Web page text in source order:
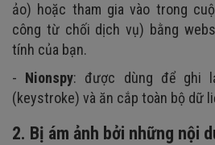
ảo) hoặc tham gia vào trong
công từ chối dịch vụ) bằng
tính của bạn.
- Nionspy: được dùng để ghi
(keystroke) và ăn cắp toàn bộ dữ
2. Bị ám ảnh bởi những nội